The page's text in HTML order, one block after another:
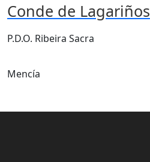
Conde de Lagariños
P.D.O. Ribeira Sacra
Mencía